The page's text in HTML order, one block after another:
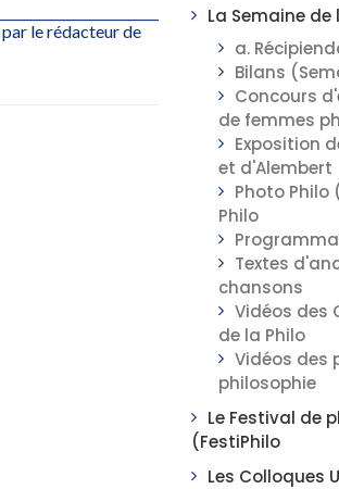
le rédacteur de
La Semaine
a.
Bilans
Concours
de femmes
Exposition
et d'Alembert
Photo Philo
Philo
Textes
chansons
Vidéos des
de la Philo
Vidéos des
philosophie
Le Festival de
(FestiPhilo
Les Colloques